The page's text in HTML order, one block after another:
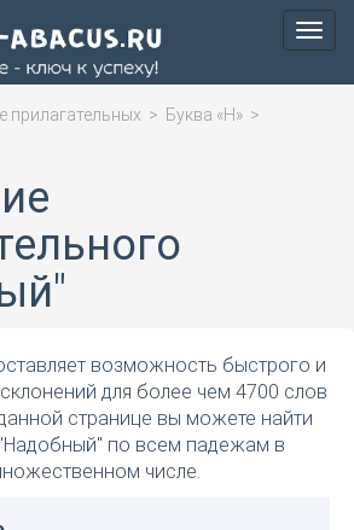
Меню
прилагательных > Буква «Н» >
возможность быстрого и
для более чем 4700 слов
странице вы можете найти
по всем падежам в
числе.